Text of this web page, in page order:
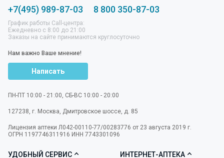
+7(495) 989-87-03 8 800 350-87-03
График работы Call-центра:
Ежедневно с 8:00 до 21:00
Заказы на сайте принимаются круглосуточно
Нам важно Ваше мнение!
Написать
ПН-ПТ 10:00 - 21:00, СБ-ВС 10:00 - 20:00
127238, г. Москва, Дмитровское шоссе, д. 85
Лицензия аптеки Л042-00110-77/00283776 от 23 августа 2019 г.
ОГРН 1197746311916 ИНН 7743301096
УДОБНЫЙ СЕРВИС ИНТЕРНЕТ-АПТЕКА